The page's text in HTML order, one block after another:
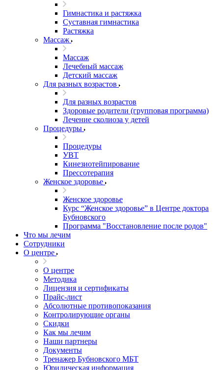
Гимнастика и растяжка
Суставная гимнастика
Растяжка
Массаж
Массаж
Лечебный массаж
Детский массаж
Для разных возрастов
Для разных возрастов
Здоровые родители (групповая программа)
Лечение сколиоза у детей
Процедуры
Процедуры
УВТ
Кинезиотейпирование
Прессотерапия
Женское здоровье
Женское здоровье
Курс “Женское здоровье” в Центре доктора
Бубновского
Программа "Восстановление после родов"
Что мы лечим
Сотрудники
О центре
О центре
Методика
Лицензия и сертификаты
Прайс-лист
Абсолютные противопоказания
Контролирующие органы
Скидки
Как мы лечим
Наши партнеры
Документы
Тренажер Бубновского МБТ
Юридическая информация